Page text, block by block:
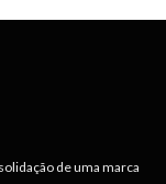
de uma marca